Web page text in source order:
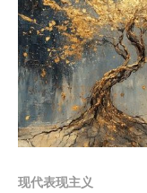
现代表现主义